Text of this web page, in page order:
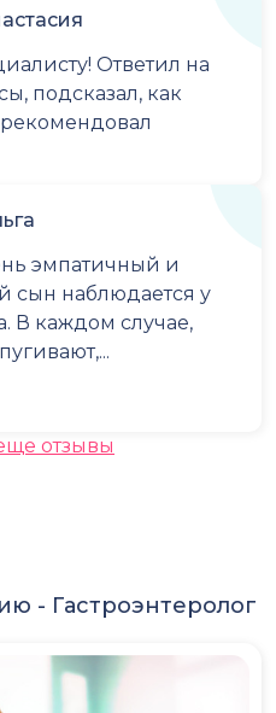
Ответил на
подсказал, как
эмпатичный и
сын наблюдается у
В каждом случае,
отзывы
- Гастроэнтеролог